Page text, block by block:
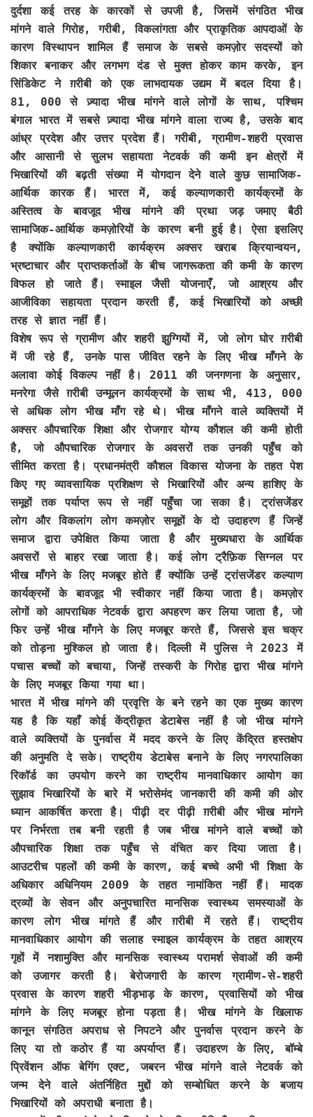
दुर्दशा कई तरह के कारकों से उपजी है, जिसमें संगठित भीख
मांगने वाले गिरोह, गरीबी, विकलांगता और प्राकृतिक आपदाओं के
कारण विस्थापन शामिल हैं समाज के सबसे कमज़ोर सदस्यों को
शिकार बनाकर और लगभग दंड से मुक्त होकर काम करके, इन
सिंडिकेट ने ग़रीबी को एक लाभदायक उद्यम में बदल दिया है।
81, 000 से ज़्यादा भीख मांगने वाले लोगों के साथ, पश्चिम
बंगाल भारत में सबसे ज़्यादा भीख मांगने वाला राज्य है, उसके बाद
आंध्र प्रदेश और उत्तर प्रदेश हैं। गरीबी, ग्रामीण-शहरी प्रवास
और आसानी से सुलभ सहायता नेटवर्क की कमी इन क्षेत्रों में
भिखारियों की बढ़ती संख्या में योगदान देने वाले कुछ सामाजिक-
आर्थिक कारक हैं। भारत में, कई कल्याणकारी कार्यक्रमों के
अस्तित्व के बावजूद भीख मांगने की प्रथा जड़ जमाए बैठी
सामाजिक-आर्थिक कमज़ोरियों के कारण बनी हुई है। ऐसा इसलिए
है क्योंकि कल्याणकारी कार्यक्रम अक्सर खराब क्रियान्वयन,
भ्रष्टाचार और प्राप्तकर्ताओं के बीच जागरूकता की कमी के कारण
विफल हो जाते हैं। स्माइल जैसी योजनाएँ, जो आश्रय और
आजीविका सहायता प्रदान करती हैं, कई भिखारियों को अच्छी
तरह से ज्ञात नहीं हैं।
विशेष रूप से ग्रामीण और शहरी झुग्गियों में, जो लोग घोर ग़रीबी
में जी रहे हैं, उनके पास जीवित रहने के लिए भीख माँगने के
अलावा कोई विकल्प नहीं है। 2011 की जनगणना के अनुसार,
मनरेगा जैसे ग़रीबी उन्मूलन कार्यक्रमों के साथ भी, 413, 000
से अधिक लोग भीख माँग रहे थे। भीख माँगने वाले व्यक्तियों में
अक्सर औपचारिक शिक्षा और रोजगार योग्य कौशल की कमी होती
है, जो औपचारिक रोजगार के अवसरों तक उनकी पहुँच को
सीमित करता है। प्रधानमंत्री कौशल विकास योजना के तहत पेश
किए गए व्यावसायिक प्रशिक्षण से भिखारियों और अन्य हाशिए के
समूहों तक पर्याप्त रूप से नहीं पहुँचा जा सका है। ट्रांसजेंडर
लोग और विकलांग लोग कमज़ोर समूहों के दो उदाहरण हैं जिन्हें
समाज द्वारा उपेक्षित किया जाता है और मुख्यधारा के आर्थिक
अवसरों से बाहर रखा जाता है। कई लोग ट्रैफ़िक सिग्नल पर
भीख माँगने के लिए मजबूर होते हैं क्योंकि उन्हें ट्रांसजेंडर कल्याण
कार्यक्रमों के बावजूद भी स्वीकार नहीं किया जाता है। कमज़ोर
लोगों को आपराधिक नेटवर्क द्वारा अपहरण कर लिया जाता है, जो
फिर उन्हें भीख माँगने के लिए मजबूर करते हैं, जिससे इस चक्र
को तोड़ना मुश्किल हो जाता है। दिल्ली में पुलिस ने 2023 में
पचास बच्चों को बचाया, जिन्हें तस्करी के गिरोह द्वारा भीख मांगने
के लिए मजबूर किया गया था।
भारत में भीख मांगने की प्रवृत्ति के बने रहने का एक मुख्य कारण
यह है कि यहाँ कोई केंद्रीकृत डेटाबेस नहीं है जो भीख मांगने
वाले व्यक्तियों के पुनर्वास में मदद करने के लिए केंद्रित हस्तक्षेप
की अनुमति दे सके। राष्ट्रीय डेटाबेस बनाने के लिए नगरपालिका
रिकॉर्ड का उपयोग करने का राष्ट्रीय मानवाधिकार आयोग का
सुझाव भिखारियों के बारे में भरोसेमंद जानकारी की कमी की ओर
ध्यान आकर्षित करता है। पीढ़ी दर पीढ़ी ग़रीबी और भीख मांगने
पर निर्भरता तब बनी रहती है जब भीख मांगने वाले बच्चों को
औपचारिक शिक्षा तक पहुँच से वंचित कर दिया जाता है।
आउटरीच पहलों की कमी के कारण, कई बच्चे अभी भी शिक्षा के
अधिकार अधिनियम 2009 के तहत नामांकित नहीं हैं। मादक
द्रव्यों के सेवन और अनुपचारित मानसिक स्वास्थ्य समस्याओं के
कारण लोग भीख मांगते हैं और ग़रीबी में रहते हैं। राष्ट्रीय
मानवाधिकार आयोग की सलाह स्माइल कार्यक्रम के तहत आश्रय
गृहों में नशामुक्ति और मानसिक स्वास्थ्य परामर्श सेवाओं की कमी
को उजागर करती है। बेरोजगारी के कारण ग्रामीण-से-शहरी
प्रवास के कारण शहरी भीड़भाड़ के कारण, प्रवासियों को भीख
मांगने के लिए मजबूर होना पड़ता है। भीख मांगने के खिलाफ
कानून संगठित अपराध से निपटने और पुनर्वास प्रदान करने के
लिए या तो कठोर हैं या अपर्याप्त हैं। उदाहरण के लिए, बॉम्बे
प्रिवेंशन ऑफ बेगिंग एक्ट, जबरन भीख मांगने वाले नेटवर्क को
जन्म देने वाले अंतर्निहित मुद्दों को सम्बोधित करने के बजाय
भिखारियों को अपराधी बनाता है।